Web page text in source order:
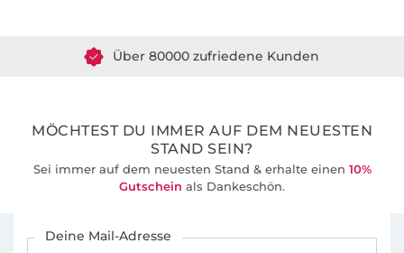
MÖCHTEST DU IMMER AUF DEM NEUESTEN
STAND SEIN?
Sei immer auf dem neuesten Stand & erhalte einen 10%
Gutschein als Dankeschön.
Deine Mail-Adresse